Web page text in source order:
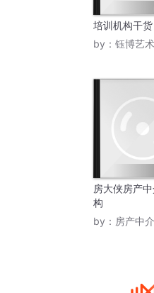
培训机构干货
by： 钰博艺
房大侠房产
构
by： 房产中介